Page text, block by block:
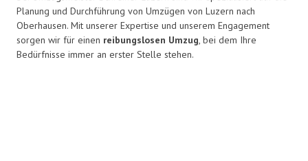
Planung und Durchführung von Umzügen von Luzern nach
Oberhausen. Mit unserer Expertise und unserem Engagement
sorgen wir für einen reibungslosen Umzug, bei dem Ihre
Bedürfnisse immer an erster Stelle stehen.